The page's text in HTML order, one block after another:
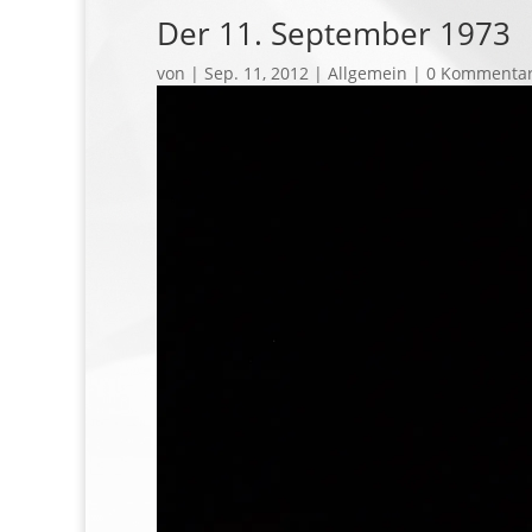
Der 11. September 1973
von | Sep. 11, 2012 | Allgemein | 0